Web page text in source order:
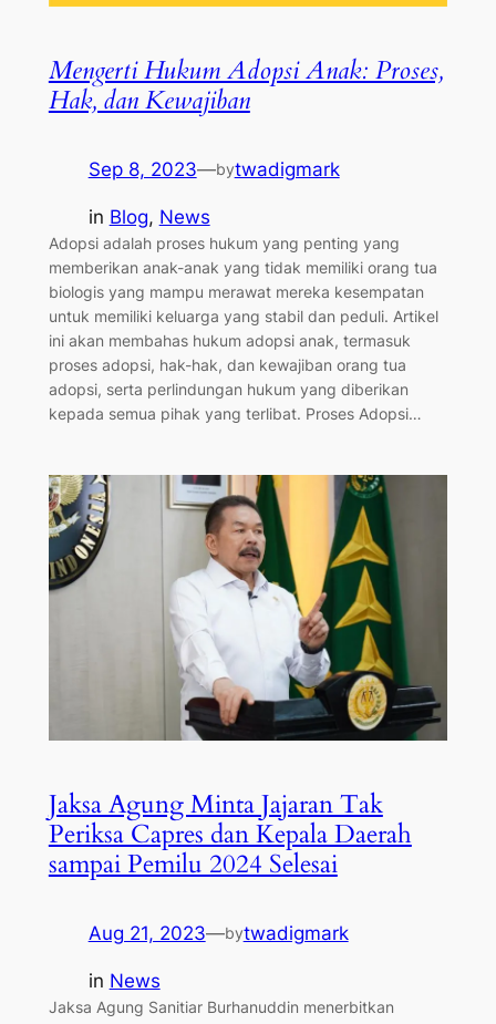
Mengerti Hukum Adopsi Anak: Proses,
Hak, dan Kewajiban
Sep 8, 2023—bytwadigmark
in Blog, News
Adopsi adalah proses hukum yang penting yang
memberikan anak-anak yang tidak memiliki orang tua
biologis yang mampu merawat mereka kesempatan
untuk memiliki keluarga yang stabil dan peduli. Artikel
ini akan membahas hukum adopsi anak, termasuk
proses adopsi, hak-hak, dan kewajiban orang tua
adopsi, serta perlindungan hukum yang diberikan
kepada semua pihak yang terlibat. Proses Adopsi…
Jaksa Agung Minta Jajaran Tak
Periksa Capres dan Kepala Daerah
sampai Pemilu 2024 Selesai
Aug 21, 2023—bytwadigmark
in News
Jaksa Agung Sanitiar Burhanuddin menerbitkan